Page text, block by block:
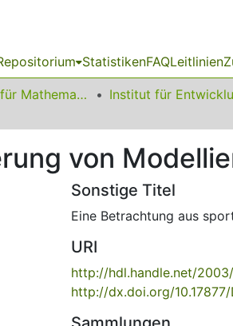
StatistikenFAQLeitlinien
01 Fakultät für Mathematik
von
Sonstige Titel
Eine Betrachtung aus
URI
http://hdl.handle.net/
http://dx.doi.org/